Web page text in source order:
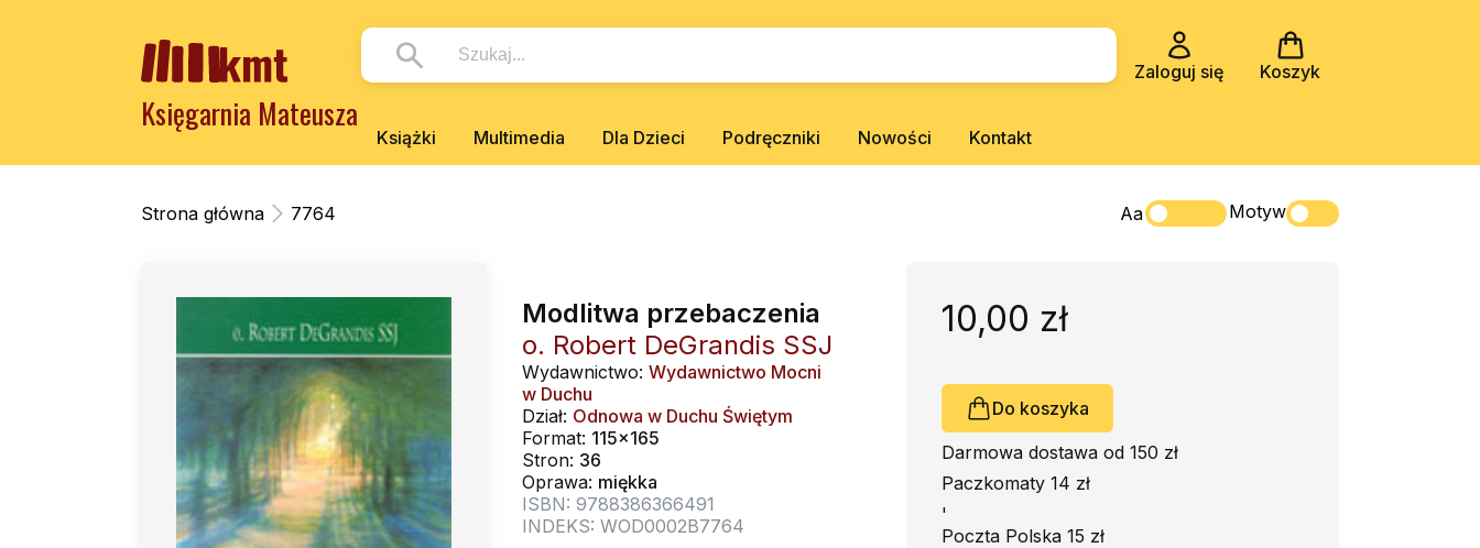
Zaloguj się Koszyk
Księgarnia Mateusza
Książki Multimedia Dla Dzieci Podręczniki Nowości Kontakt
Strona główna 7764 Aa Motyw
Modlitwa przebaczenia
o. Robert DeGrandis SSJ
Wydawnictwo: Wydawnictwo Mocni
w Duchu
Dział: Odnowa w Duchu Świętym
Format: 115x165
Stron: 36
Oprawa: miękka
ISBN: 9788386366491
INDEKS: WOD0002B7764
10,00 zł
Do koszyka
Darmowa dostawa od 150 zł
Paczkomaty 14 zł
'
Poczta Polska 15 zł